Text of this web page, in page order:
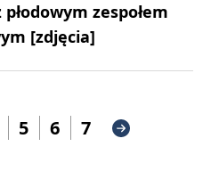
zespołem
[zdjęcia]
5 6 7